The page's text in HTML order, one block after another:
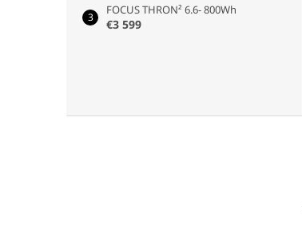
FOCUS THRON² 6.6- 800Wh
€3 599